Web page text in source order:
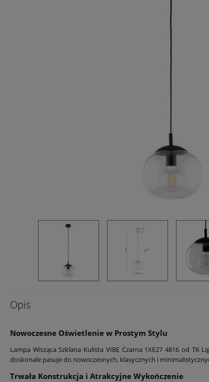
Opis
Nowoczesne Oświetlenie w Prostym Stylu
Lampa Wisząca Szklana Kulista VIBE Czarna 1XE27 4816 od
doskonale pasuje do nowoczesnych, klasycznych i
Trwała Konstrukcja i Atrakcyjne Wykończenie